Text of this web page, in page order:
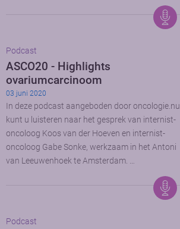
Podcast
ASCO20 - Highlights
ovariumcarcinoom
03 juni 2020
In deze podcast aangeboden door oncologie.nu
kunt u luisteren naar het gesprek van internist-
oncoloog Koos van der Hoeven en internist-
oncoloog Gabe Sonke, werkzaam in het Antoni
van Leeuwenhoek te Amsterdam. …
Podcast